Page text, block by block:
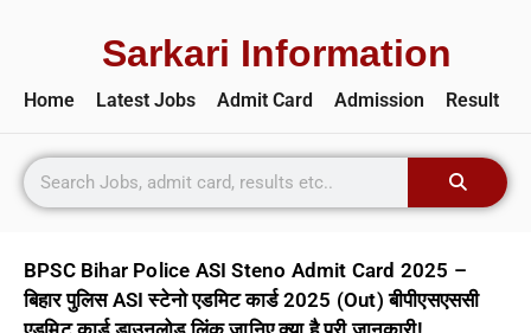
Sarkari Information
Home Latest Jobs Admit Card Admission Result
BPSC Bihar Police ASI Steno Admit Card 2025 –
बिहार पुलिस ASI स्टेनो एडमिट कार्ड 2025 (Out) बीपीएसएससी